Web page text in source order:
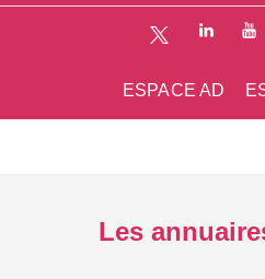
ESPACE AD
Les